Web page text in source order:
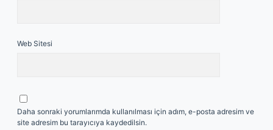
Web Sitesi
Daha sonraki yorumlarımda kullanılması için adım, e-posta adresim ve
site adresim bu tarayıcıya kaydedilsin.